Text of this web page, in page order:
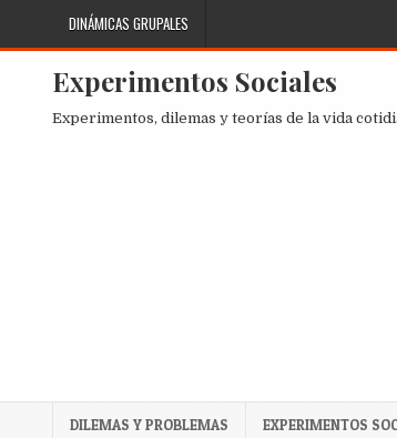
content
DINÁMICAS GRUPALES
Experimentos Sociales
Experimentos, dilemas y teorías de la vida
DILEMAS Y PROBLEMAS EXPERIMENTOS